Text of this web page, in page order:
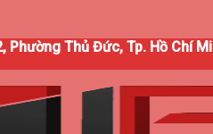
Phường Thủ Đức, Tp. Hồ Chí